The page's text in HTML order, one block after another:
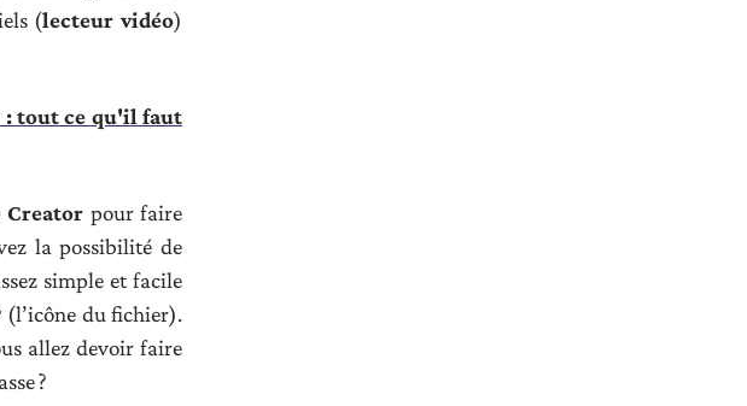
(lecteur vidéo)
: tout ce qu'il faut
Creator pour faire
la possibilité de
simple et facile
du fichier).
allez devoir faire
?